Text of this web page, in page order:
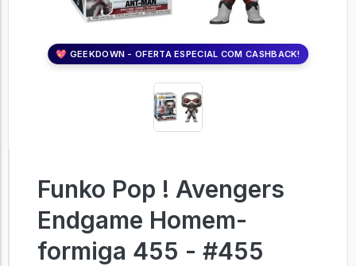
💖 GEEKDOWN - OFERTA ESPECIAL COM CASHBACK!
Funko Pop ! Avengers
Endgame Homem-
formiga 455 - #455